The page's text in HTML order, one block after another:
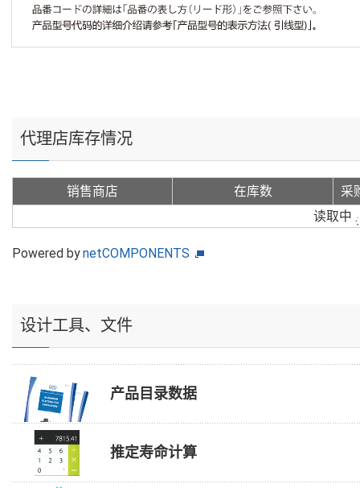
代理店库存情况
销售商店 在库数
采
读取中
Powered bynetCOMPONENTS
设计工具、文件
产品目录数据
推定寿命计算